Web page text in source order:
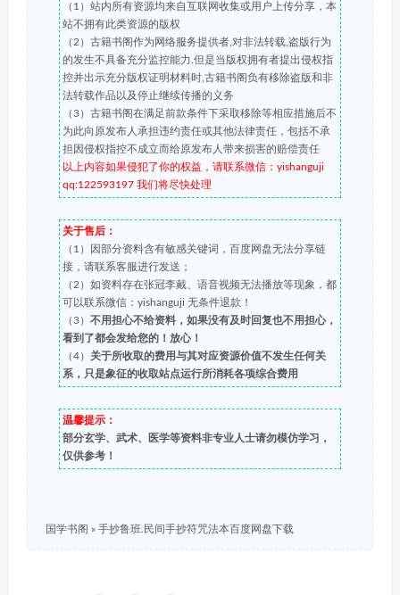
（1）站内所有资源均来自互联网收集或用户上传分享，本
站不拥有此类资源的版权
（2）古籍书阁作为网络服务提供者,对非法转载,盗版行为
的发生不具备充分监控能力.但是当版权拥有者提出侵权指
控并出示充分版权证明材料时,古籍书阁负有移除盗版和非
法转载作品以及停止继续传播的义务
（3）古籍书阁在满足前款条件下采取移除等相应措施后不
为此向原发布人承担违约责任或其他法律责任，包括不承
担因侵权指控不成立而给原发布人带来损害的赔偿责任
以上内容如果侵犯了你的权益，请联系微信：yishanguji
qq:122593197 我们将尽快处理
关于售后：
（1）因部分资料含有敏感关键词，百度网盘无法分享链
接，请联系客服进行发送；
（2）如资料存在张冠李戴、语音视频无法播放等现象，都
可以联系微信：yishanguji 无条件退款！
（3） 不用担心不给资料，如果没有及时回复也不用担心，
看到了都会发给您的！放心！
（4） 关于所收取的费用与其对应资源价值不发生任何关
系，只是象征的收取站点运行所消耗各项综合费用
温馨提示：
部分玄学、武术、医学等资料非专业人士请勿模仿学习，
仅供参考！
国学书阁 » 手抄鲁班.民间手抄符咒法本百度网盘下载